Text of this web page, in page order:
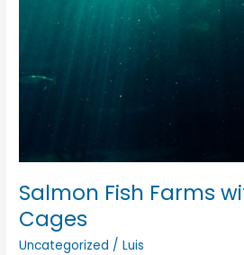
Salmon Fish Farms
Cages
Uncategorized /Luis